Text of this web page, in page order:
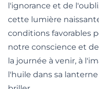
l'ignorance et de
cette lumière
conditions favorables
notre conscience et
la journée à venir, à
l'huile dans sa